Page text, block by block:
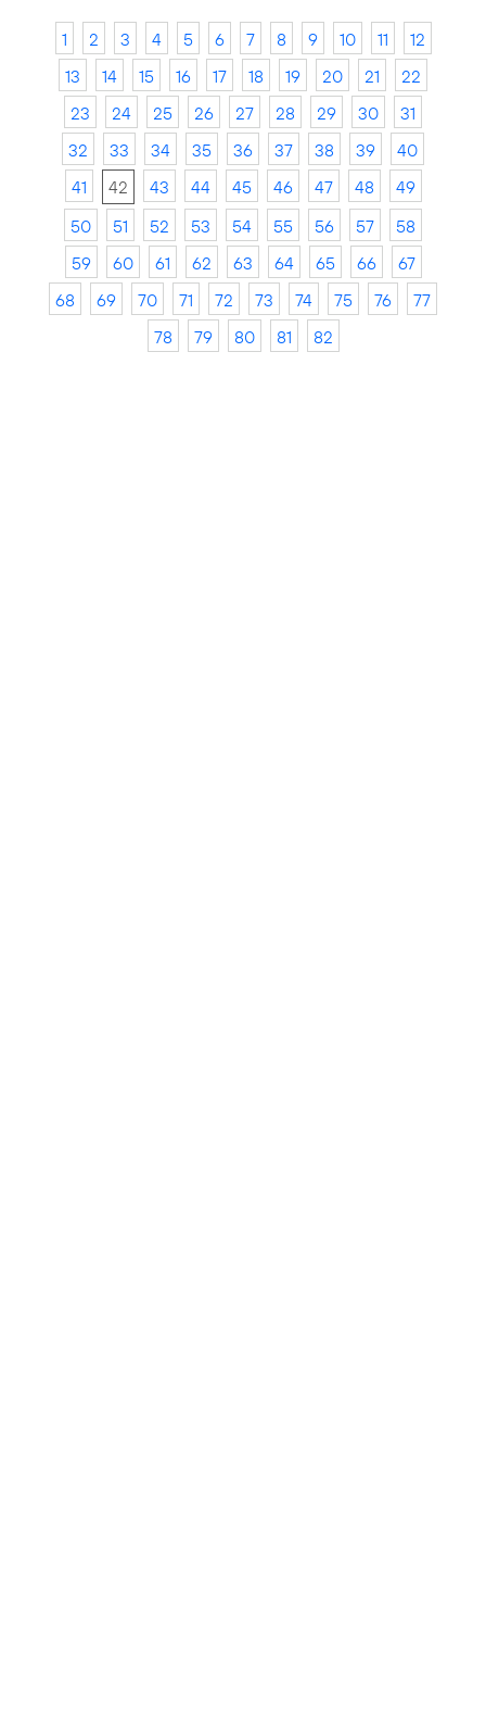
1 2 3 4 5 6 7 8 9 10 11
12
13
14 15 16 17 18 19 20 21
22
23
24 25 26 27 28 29 30
31
32
33 34 35 36 37 38 39
40
41
42 43 44 45 46 47 48
49
50
51 52 53 54 55 56 57
58
59
60 61 62 63 64 65 66
67
68
69 70 71 72 73 74 75 76
77
78
79 80 81 82